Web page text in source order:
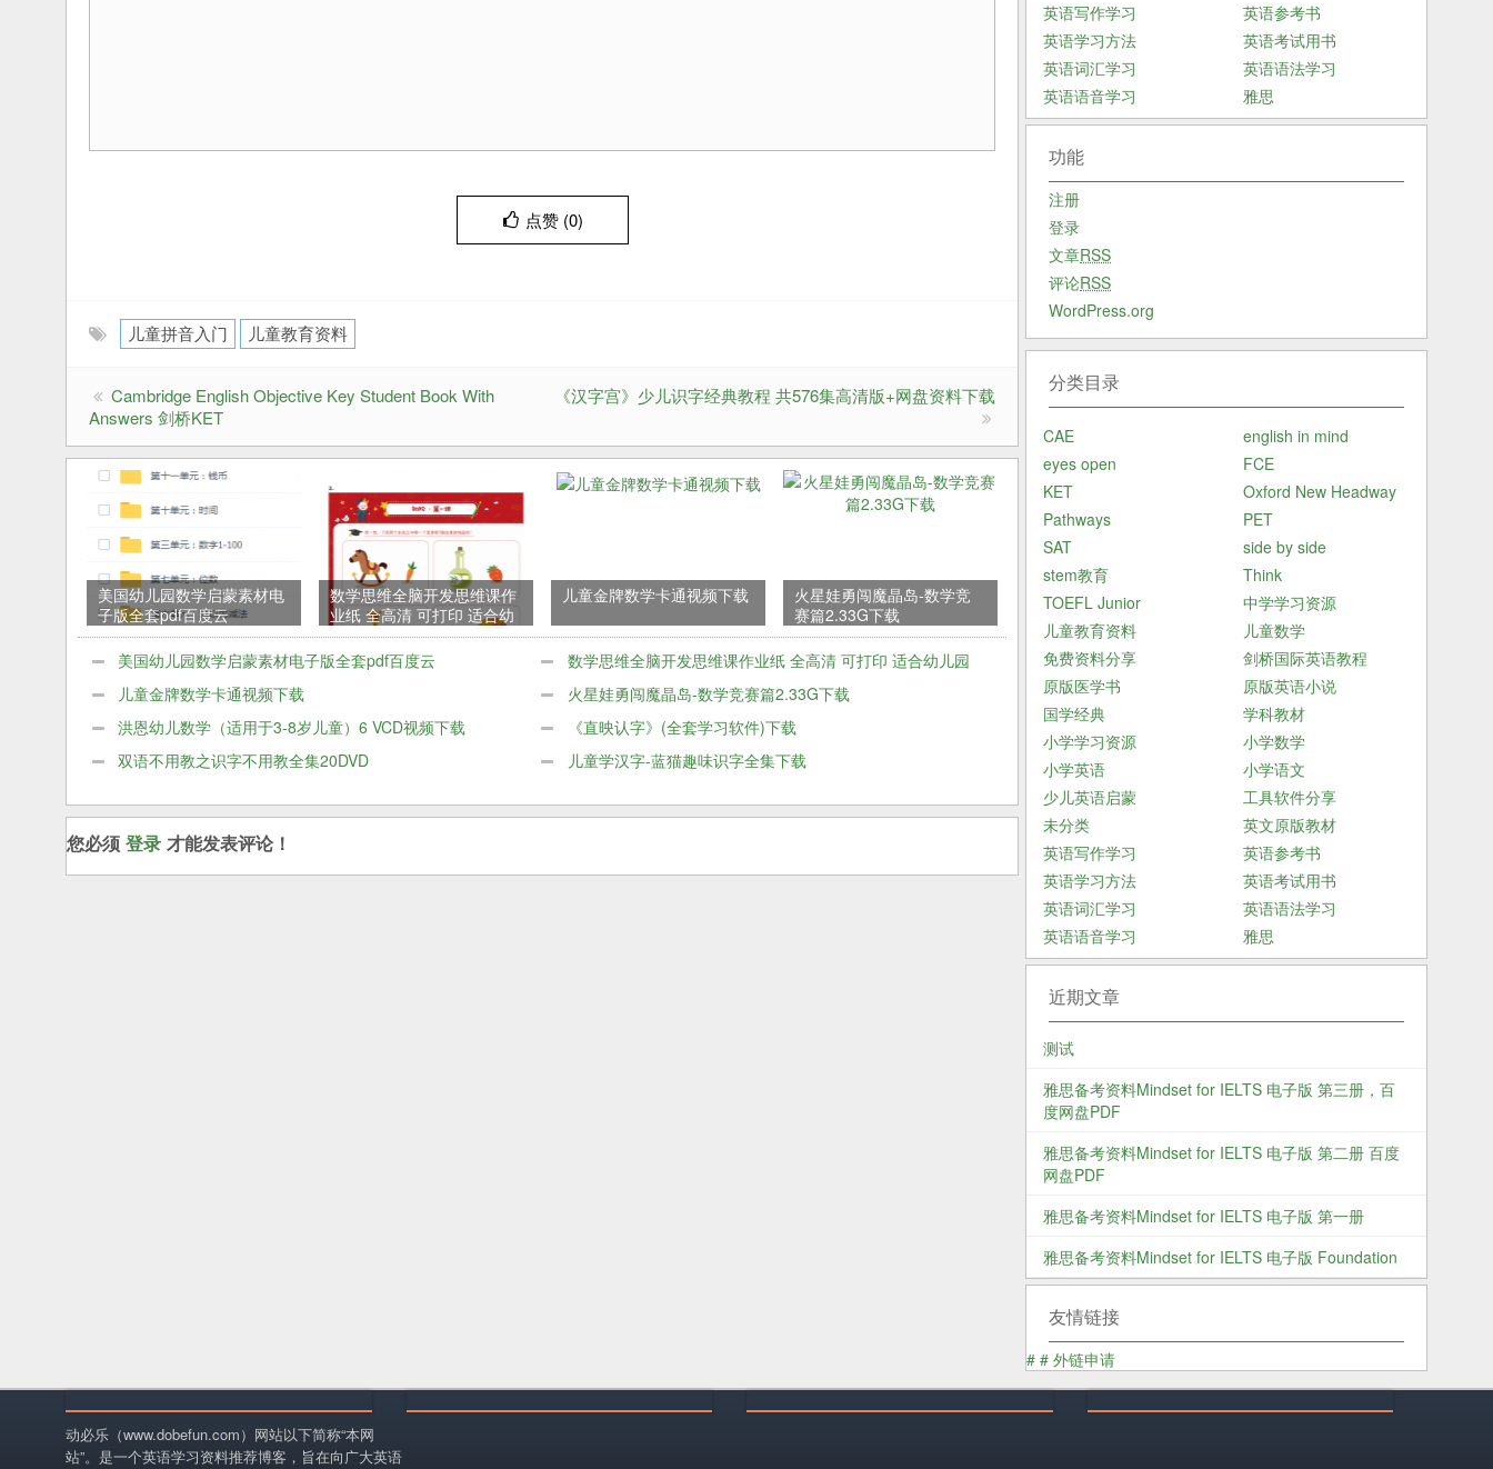
点赞 (0)
儿童拼音入门 儿童教育资料
Cambridge English Objective Key Student Book With
Answers 剑桥KET
《汉字宫》少儿识字经典教程 共576集高清版+网盘资料下载
美国幼儿园数学启蒙素材电
子版全套pdf百度云
数学思维全脑开发思维课作
业纸 全高清 可打印 适合幼
儿园 幼小衔接PDF
儿童金牌数学卡通视频下载
火星娃勇闯魔晶岛-数学竞
赛篇2.33G下载
美国幼儿园数学启蒙素材电子版全套pdf百度云
数学思维全脑开发思维课作业纸 全高清 可打印 适合幼儿园
幼小衔接PDF
儿童金牌数学卡通视频下载
火星娃勇闯魔晶岛-数学竞赛篇2.33G下载
洪恩幼儿数学（适用于3-8岁儿童）6 VCD视频下载
《直映认字》(全套学习软件)下载
双语不用教之识字不用教全集20DVD
儿童学汉字-蓝猫趣味识字全集下载
您必须 登录 才能发表评论！
英语写作学习
英语参考书
英语学习方法
英语考试用书
英语词汇学习
英语语法学习
英语语音学习
雅思
功能
注册
登录
文章RSS
评论RSS
WordPress.org
分类目录
CAE
english in mind
eyes open
FCE
KET
Oxford New Headway
Pathways
PET
SAT
side by side
stem教育
Think
TOEFL Junior
中学学习资源
儿童教育资料
儿童数学
免费资料分享
剑桥国际英语教程
原版医学书
原版英语小说
国学经典
学科教材
小学学习资源
小学数学
小学英语
小学语文
少儿英语启蒙
工具软件分享
未分类
英文原版教材
英语写作学习
英语参考书
英语学习方法
英语考试用书
英语词汇学习
英语语法学习
英语语音学习
雅思
近期文章
测试
雅思备考资料Mindset for IELTS 电子版 第三册，百
度网盘PDF
雅思备考资料Mindset for IELTS 电子版 第二册 百度
网盘PDF
雅思备考资料Mindset for IELTS 电子版 第一册
雅思备考资料Mindset for IELTS 电子版 Foundation
友情链接
# # 外链申请
动必乐（www.dobefun.com）网站以下简称“本网
站”。是一个英语学习资料推荐博客，旨在向广大英语